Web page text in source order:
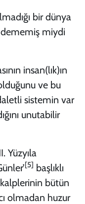
bir dünya
dememiş miydi
insan(lık)ın
ve bu
sistemin var
unutabilir
Yüzyıla
[5] başlıklı
kalplerinin bütün
olmadan huzur